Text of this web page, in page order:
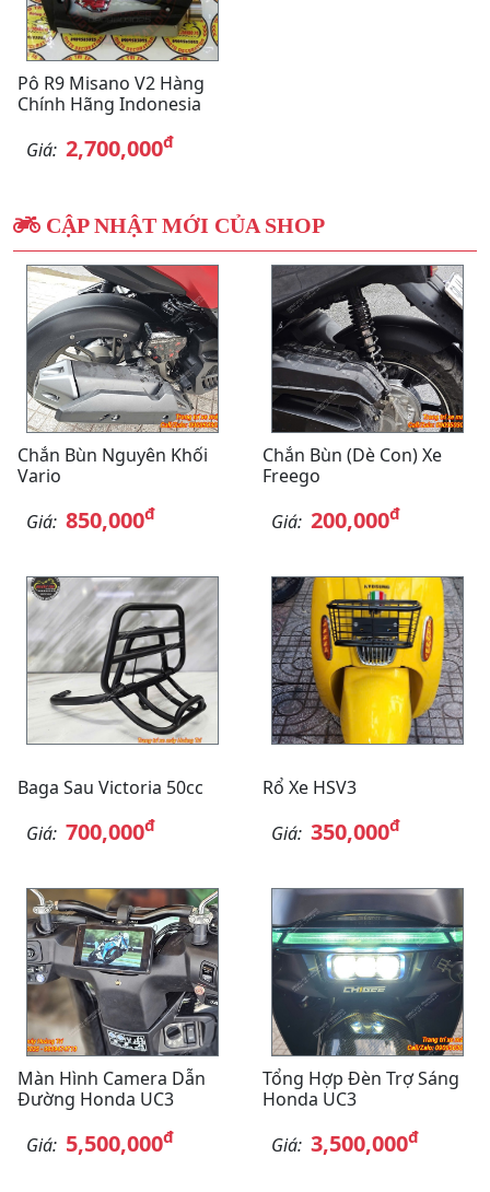
Pô R9 Misano V2 Hàng
Chính Hãng Indonesia
Giá: 2,700,000đ
CẬP NHẬT MỚI CỦA SHOP
Chắn Bùn Nguyên Khối
Vario
Giá: 850,000đ
Chắn Bùn (Dè Con) Xe
Freego
Giá: 200,000đ
Baga Sau Victoria 50cc
Giá: 700,000đ
Rổ Xe HSV3
Giá: 350,000đ
Màn Hình Camera Dẫn
Đường Honda UC3
Giá: 5,500,000đ
Tổng Hợp Đèn Trợ Sáng
Honda UC3
Giá: 3,500,000đ